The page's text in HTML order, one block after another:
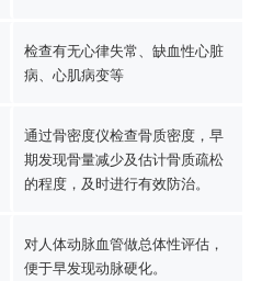
检查有无心律失常、缺血性心脏
病、心肌病变等
通过骨密度仪检查骨质密度，早
期发现骨量减少及估计骨质疏松
的程度，及时进行有效防治。
对人体动脉血管做总体性评估，
便于早发现动脉硬化。